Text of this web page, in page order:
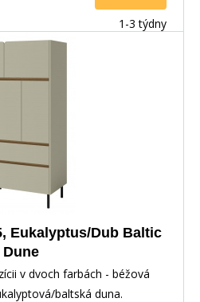
1-3 týdny
Eukalyptus/Dub Baltic
Dune
v dvoch farbách - béžová
baltská duna.